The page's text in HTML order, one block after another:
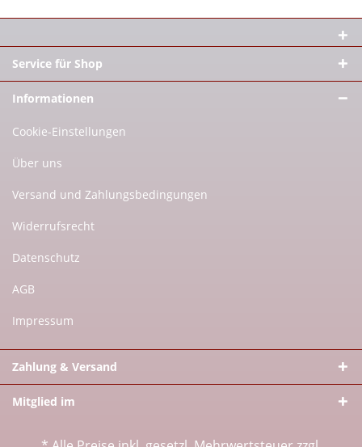
Service für Shop
Informationen
Cookie-Einstellungen
Über uns
Versand und Zahlungsbedingungen
Widerrufsrecht
Datenschutz
AGB
Impressum
Zahlung & Versand
Mitglied im